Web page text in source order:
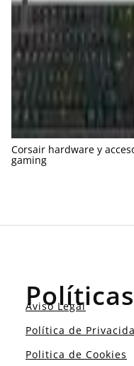
Corsair hardware y
gaming
Políticas
Aviso Legal
Política de
Politica de Cookies